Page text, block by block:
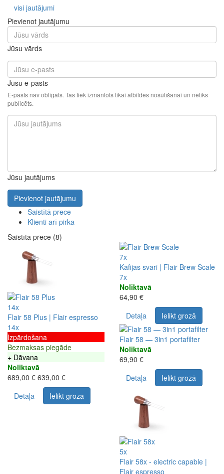
visi jautājumi
Pievienot jautājumu
Jūsu vārds
Jūsu e-pasts
E-pasts nav obligāts. Tas tiek izmantots tikai atbildes nosūtīšanai un netiks
publicēts.
Jūsu jautājums
Pievienot jautājumu
Saistītā prece
Klienti arī pirka
Saistītā prece (8)
14x
Flair 58 Plus | Flair espresso
14x
Izpārdošana
Bezmaksas piegāde
+ Dāvana
Noliktavā
689,00 € 639,00 €
Detaļa
Ielikt grozā
7x
Kafijas svari | Flair Brew Scale
7x
Noliktavā
64,90 €
Detaļa
Ielikt grozā
Flair 58 — 3in1 portafilter
Noliktavā
69,90 €
Detaļa
Ielikt grozā
5x
Flair 58x - electric capable |
Flair espresso